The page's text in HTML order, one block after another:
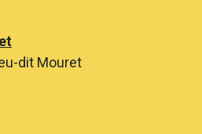
dit Mouret